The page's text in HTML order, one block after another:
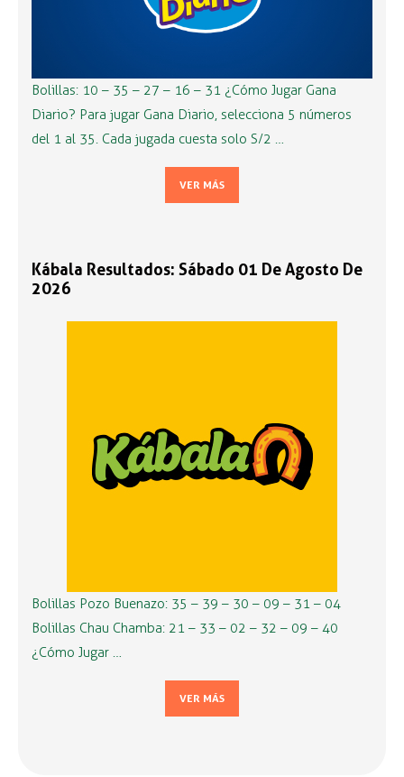
Bolillas: 10 – 35 – 27 – 16 – 31 ¿Cómo Jugar Gana
Diario? Para jugar Gana Diario, selecciona 5 números
del 1 al 35. Cada jugada cuesta solo S/2 …
VER MÁS
Kábala Resultados: Sábado 01 De Agosto De
2026
Bolillas Pozo Buenazo: 35 – 39 – 30 – 09 – 31 – 04
Bolillas Chau Chamba: 21 – 33 – 02 – 32 – 09 – 40
¿Cómo Jugar …
VER MÁS